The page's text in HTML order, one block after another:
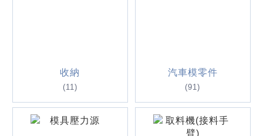
收納
(11)
汽車模零件
(91)